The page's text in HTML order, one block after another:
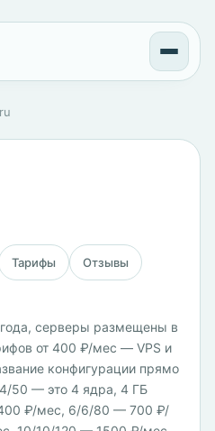
Тарифы Отзывы
серверы размещены в
от 400 ₽/мес — VPS и
конфигурации прямо
50 — это 4 ядра, 4 ГБ
₽/мес, 6/6/80 — 700 ₽/